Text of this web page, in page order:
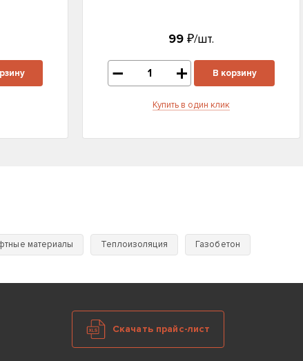
99 ₽/шт.
В корзину
Купить в один клик
материалы Теплоизоляция Газобетон
Скачать прайс-лист